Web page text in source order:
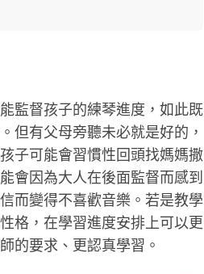
監督孩子的練琴進度，如此既
但有父母旁聽未必就是好的，
子可能會習慣性回頭找媽媽撒
會因為大人在後面監督而感到
而變得不喜歡音樂。若是教學
格，在學習進度安排上可以更
的要求、更認真學習。